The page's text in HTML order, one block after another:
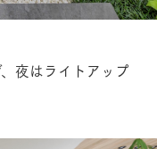
夜はライトアップ